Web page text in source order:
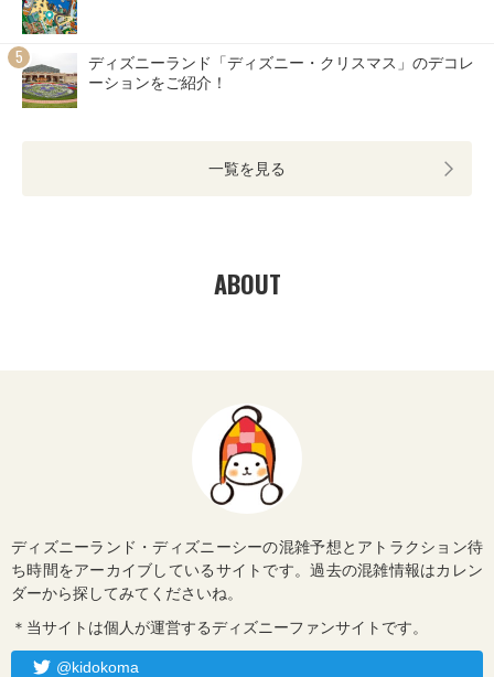
ディズニーランド「ディズニー・クリスマス」のデコレ
ーションをご紹介！
一覧を見る
ABOUT
ディズニーランド・ディズニーシーの混雑予想とアトラクション待
ち時間をアーカイブしているサイトです。過去の混雑情報はカレン
ダーから探してみてくださいね。
＊当サイトは個人が運営するディズニーファンサイトです。
@kidokoma